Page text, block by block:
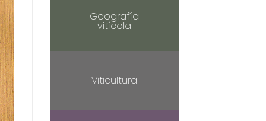
Geografía
vitícola
Viticultura